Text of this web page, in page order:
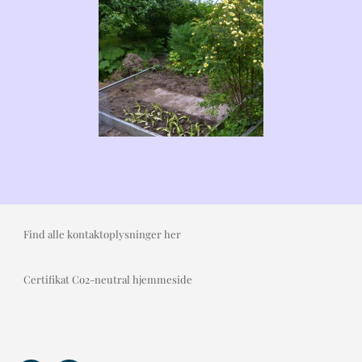
Find alle kontaktoplysninger her
Certifikat Co2-neutral hjemmeside